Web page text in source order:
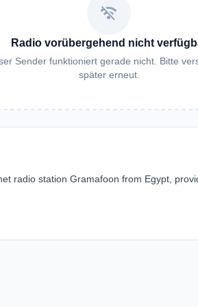
wifi_off
Radio vorübergehend nicht
Sender funktioniert gerade nicht. Bitte
später erneut.
radio station Gramafoon from Egypt,